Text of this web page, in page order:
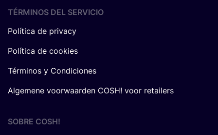
TÉRMINOS DEL SERVICIO
Política de privacy
Política de cookies
Términos y Condiciones
Algemene voorwaarden COSH! voor retailers
SOBRE COSH!